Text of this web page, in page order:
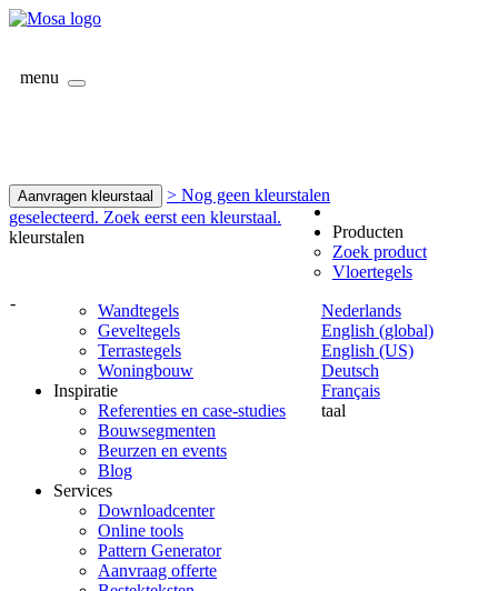
menu
Aanvragen kleurstaal
> Nog geen kleurstalen
geselecteerd. Zoek eerst een kleurstaal.
kleurstalen
-
Nederlands
English (global)
English (US)
Deutsch
Français
taal
Producten
Zoek product
Vloertegels
Wandtegels
Geveltegels
Terrastegels
Woningbouw
Inspiratie
Referenties en case-studies
Bouwsegmenten
Beurzen en events
Blog
Services
Downloadcenter
Online tools
Pattern Generator
Aanvraag offerte